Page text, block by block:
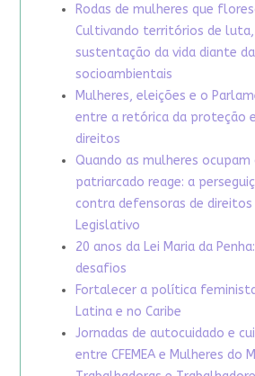
Rodas de mulheres que
Cultivando territórios de luta,
sustentação da vida diante
socioambientais
Mulheres, eleições e o
entre a retórica da proteção
direitos
Quando as mulheres ocupam
patriarcado reage: a
contra defensoras de direitos
Legislativo
20 anos da Lei Maria da
desafios
Fortalecer a política
Latina e no Caribe
Jornadas de autocuidado e
entre CFEMEA e Mulheres do